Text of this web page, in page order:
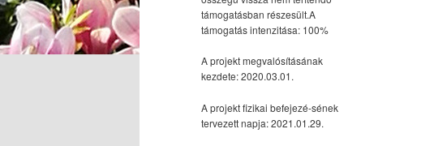
támogatásban részesült.A
támogatás intenzitása: 100%
A projekt megvalósításának
kezdete: 2020.03.01.
A projekt fizikai befejezé-sének
tervezett napja: 2021.01.29.